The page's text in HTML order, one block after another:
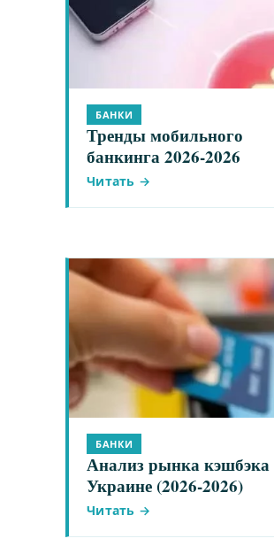
БАНКИ
Тренды мобильного
банкинга 2026-2026
Читать →
БАНКИ
Анализ рынка кэшбэка
Украине (2026-2026)
Читать →